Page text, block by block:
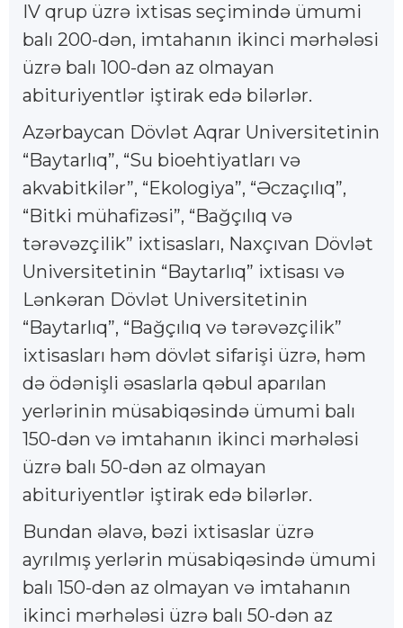
IV qrup üzrə ixtisas seçimində ümumi
balı 200-dən, imtahanın ikinci mərhələsi
üzrə balı 100-dən az olmayan
abituriyentlər iştirak edə bilərlər.
Azərbaycan Dövlət Aqrar Universitetinin
“Baytarlıq”, “Su bioehtiyatları və
akvabitkilər”, “Ekologiya”, “Əczaçılıq”,
“Bitki mühafizəsi”, “Bağçılıq və
tərəvəzçilik” ixtisasları, Naxçıvan Dövlət
Universitetinin “Baytarlıq” ixtisası və
Lənkəran Dövlət Universitetinin
“Baytarlıq”, “Bağçılıq və tərəvəzçilik”
ixtisasları həm dövlət sifarişi üzrə, həm
də ödənişli əsaslarla qəbul aparılan
yerlərinin müsabiqəsində ümumi balı
150-dən və imtahanın ikinci mərhələsi
üzrə balı 50-dən az olmayan
abituriyentlər iştirak edə bilərlər.
Bundan əlavə, bəzi ixtisaslar üzrə
ayrılmış yerlərin müsabiqəsində ümumi
balı 150-dən az olmayan və imtahanın
ikinci mərhələsi üzrə balı 50-dən az